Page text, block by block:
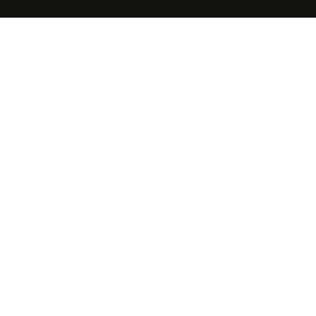
Chat em tempo real Portal do cliente
suporte